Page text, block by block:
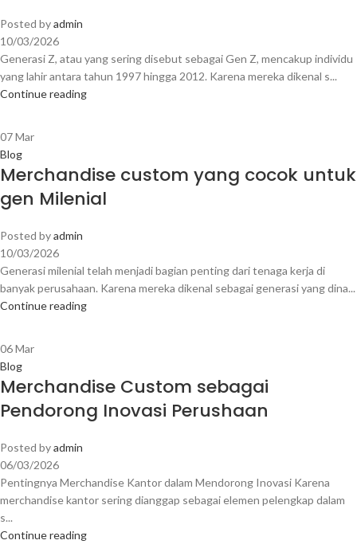
Posted byadmin
10/03/2026
Generasi Z, atau yang sering disebut sebagai Gen Z, mencakup individu
yang lahir antara tahun 1997 hingga 2012. Karena mereka dikenal s...
Continue reading
07Mar
Blog
Merchandise custom yang cocok untuk
gen Milenial
Posted byadmin
10/03/2026
Generasi milenial telah menjadi bagian penting dari tenaga kerja di
banyak perusahaan. Karena mereka dikenal sebagai generasi yang dina...
Continue reading
06Mar
Blog
Merchandise Custom sebagai
Pendorong Inovasi Perushaan
Posted byadmin
06/03/2026
Pentingnya Merchandise Kantor dalam Mendorong Inovasi Karena
merchandise kantor sering dianggap sebagai elemen pelengkap dalam
s...
Continue reading